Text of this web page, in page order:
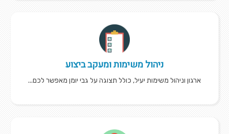
ניהול משימות ומעקב ביצוע
ארגון וניהול משימות יעיל, כולל תצוגה על גבי יומן מאפשר לכם...